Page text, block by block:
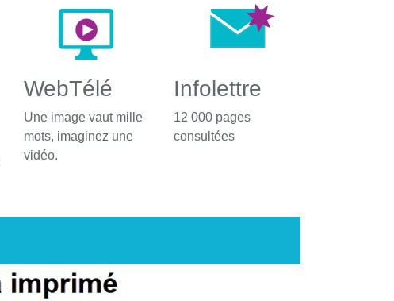
WebTélé
Une image vaut mille
mots, imaginez une
vidéo.
Infolettre
12 000 pages
consultées